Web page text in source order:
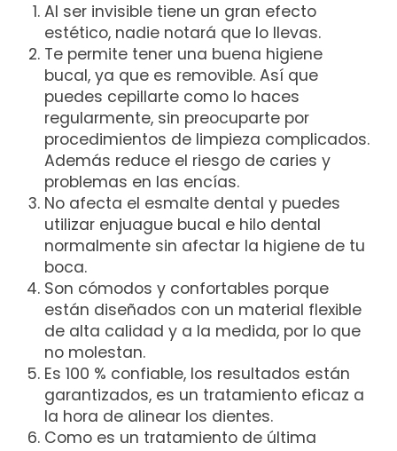
Al ser invisible tiene un gran efecto
estético, nadie notará que lo llevas.
Te permite tener una buena higiene
bucal, ya que es removible. Así que
puedes cepillarte como lo haces
regularmente, sin preocuparte por
procedimientos de limpieza complicados.
Además reduce el riesgo de caries y
problemas en las encías.
No afecta el esmalte dental y puedes
utilizar enjuague bucal e hilo dental
normalmente sin afectar la higiene de tu
boca.
Son cómodos y confortables porque
están diseñados con un material flexible
de alta calidad y a la medida, por lo que
no molestan.
Es 100 % confiable, los resultados están
garantizados, es un tratamiento eficaz a
la hora de alinear los dientes.
Como es un tratamiento de última